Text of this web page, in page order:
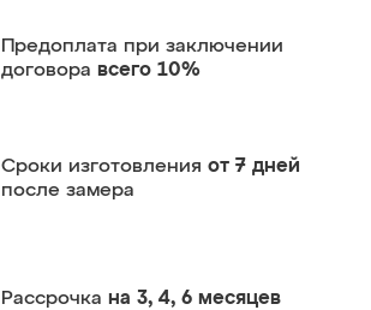
Предоплата при заключении
договора всего 10%
Сроки изготовления от 7 дней
после замера
Рассрочка на 3, 4, 6 месяцев